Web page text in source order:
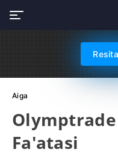
Aiga
Fa'atasi